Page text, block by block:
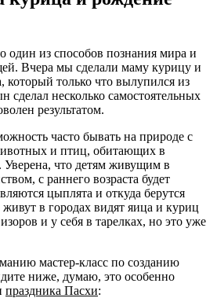
один из способов познания мира и
Вчера мы сделали маму курицу и
только что вылупился из
сделал несколько самостоятельных
результатом.
часто бывать на природе с
и птиц, обитающих в
Уверена, что детям живущим в
с раннего возраста будет
цыплята и откуда берутся
в городах видят яица и куриц
и у себя в тарелках, но это уже
мастер-класс по созданию
ниже, думаю, это особенно
праздника Пасхи: